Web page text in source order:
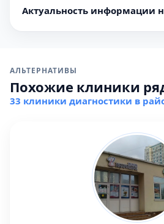
Актуальность информации
АЛЬТЕРНАТИВЫ
Похожие клиники
33 клиники диагностики в